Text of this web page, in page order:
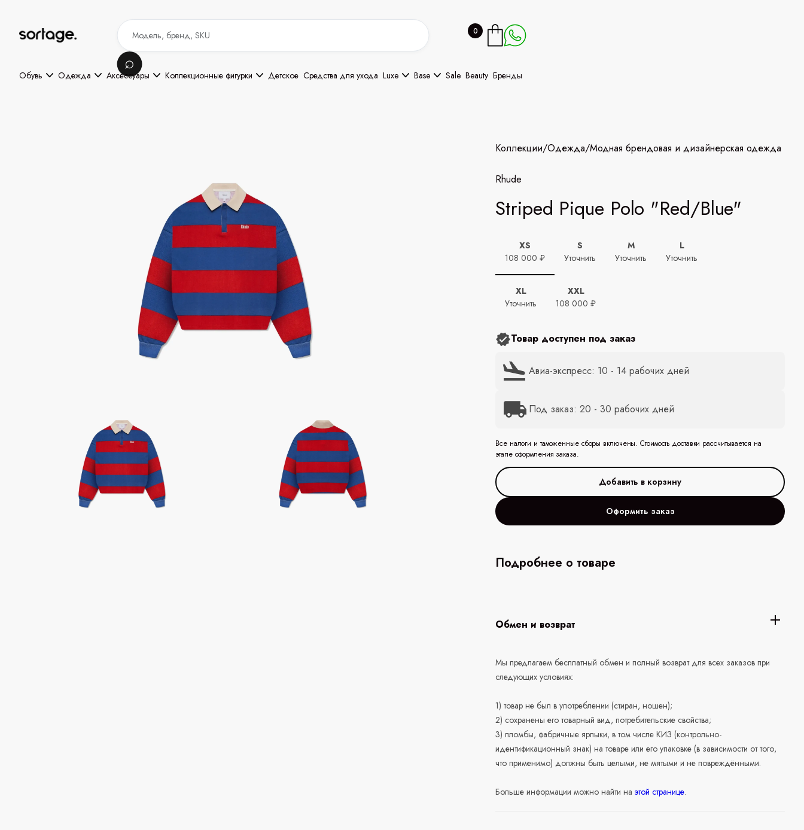
0
Обувь Одежда Аксессуары Коллекционные фигурки Детское Средства для ухода Luxe Base Sale Beauty Бренды
Коллекции/Одежда/Модная брендовая и дизайнерская одежда
Rhude
Striped Pique Polo "Red/Blue"
XS
108 000 ₽
S
Уточнить
M
Уточнить
L
Уточнить
XL
Уточнить
XXL
108 000 ₽
Товар доступен под заказ
Авиа-экспресс: 10 - 14 рабочих дней
Под заказ: 20 - 30 рабочих дней
Все налоги и таможенные сборы включены. Стоимость доставки рассчитывается на
этапе оформления заказа.
Оформить заказ
Подробнее о товаре
Обмен и возврат
Мы предлагаем бесплатный обмен и полный возврат для всех заказов при
следующих условиях:
1) товар не был в употреблении (стиран, ношен);
2) сохранены его товарный вид, потребительские свойства;
3) пломбы, фабричные ярлыки, в том числе КИЗ (контрольно-
идентификационный знак) на товаре или его упаковке (в зависимости от того,
что применимо) должны быть целыми, не мятыми и не повреждёнными.
Больше информации можно найти наэтой странице.